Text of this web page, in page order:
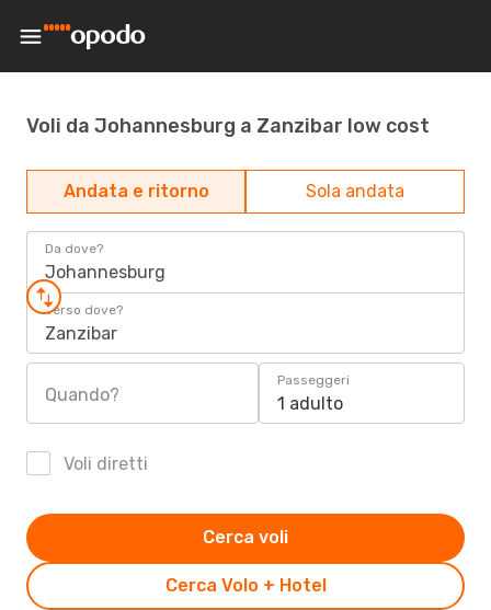
Voli da Johannesburg a Zanzibar low cost
Andata e ritorno Sola andata
Da dove?
Johannesburg
Verso dove?
Zanzibar
Quando?
Passeggeri
1 adulto
Voli diretti
Cerca Volo + Hotel
Cerca voli